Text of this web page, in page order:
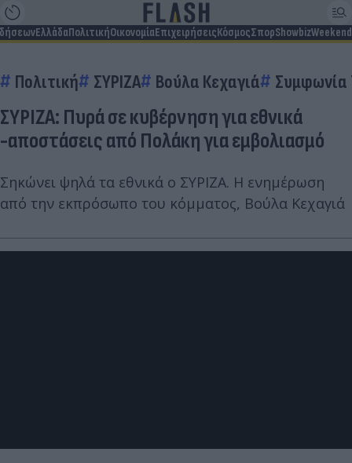
ΕλλάδαΠολιτικήΟικονομίαΕπιχειρήσειςΚόσμοςΣπορShowbizWeekend
Πολιτική ΣΥΡΙΖΑ Βούλα Κεχαγιά
ΣΥΡΙΖΑ: Πυρά σε κυβέρνηση για εθνικά
-αποστάσεις από Πολάκη για εμβολιασμό
Σηκώνει ψηλά τα εθνικά ο ΣΥΡΙΖΑ. Η ενημέρωση
από την εκπρόσωπο του κόμματος, Βούλα Κεχαγιά